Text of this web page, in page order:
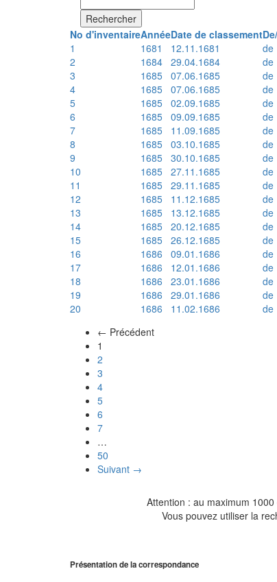
Rechercher
No d'inventaireAnnéeDate de classement
1
1681 12.11.1681 de
2
1684 29.04.1684 de
3
1685 07.06.1685 de
4
1685 07.06.1685 de
5
1685 02.09.1685 de
6
1685 09.09.1685 de
7
1685 11.09.1685 de
8
1685 03.10.1685 de
9
1685 30.10.1685 de
10
1685 27.11.1685 de
11
1685 29.11.1685 de
12
1685 11.12.1685 de
13
1685 13.12.1685 de
14
1685 20.12.1685 de
15
1685 26.12.1685 de
16
1686 09.01.1686 de
17
1686 12.01.1686 de
18
1686 23.01.1686 de
19
1686 29.01.1686 de
20
1686 11.02.1686 de
← Précédent
1
2
3
4
5
6
7
…
50
Suivant →
Attention : au maximum
Vous pouvez utiliser la
Présentation de la correspondance